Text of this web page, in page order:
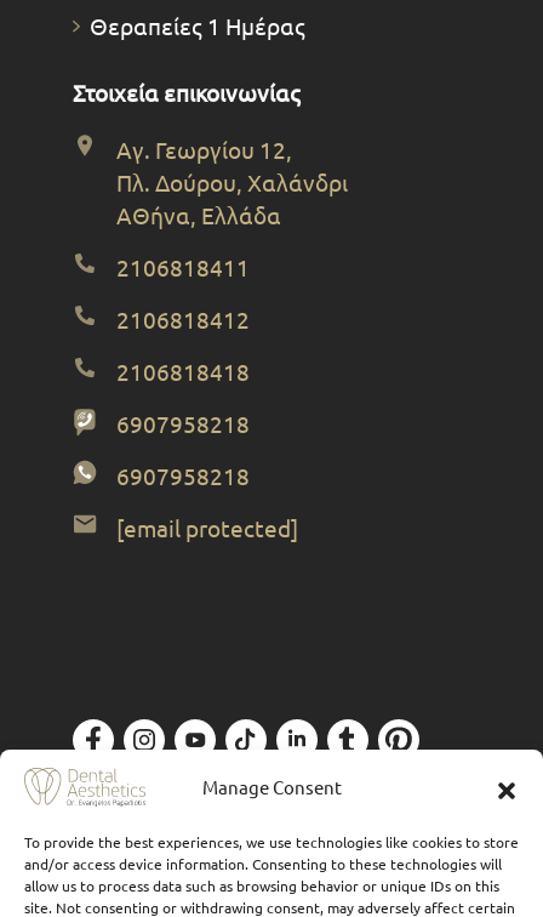
Manage Consent
To provide the best experiences, we use technologies like cookies to store
and/or access device information. Consenting to these technologies will
allow us to process data such as browsing behavior or unique IDs on this
site. Not consenting or withdrawing consent, may adversely affect certain
Θεραπείες 1 Ημέρας
Στοιχεία επικοινωνίας
Αγ. Γεωργίου 12,
Πλ. Δούρου, Χαλάνδρι
ΑΘήνα, Ελλάδα
2106818411
2106818412
2106818418
6907958218
6907958218
[email protected]
Πολιτική Απορρήτου| Designed by Forthright